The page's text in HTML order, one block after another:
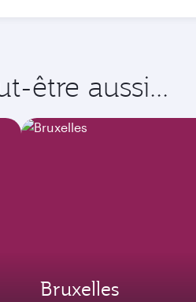
être aussi...
Bruxelles